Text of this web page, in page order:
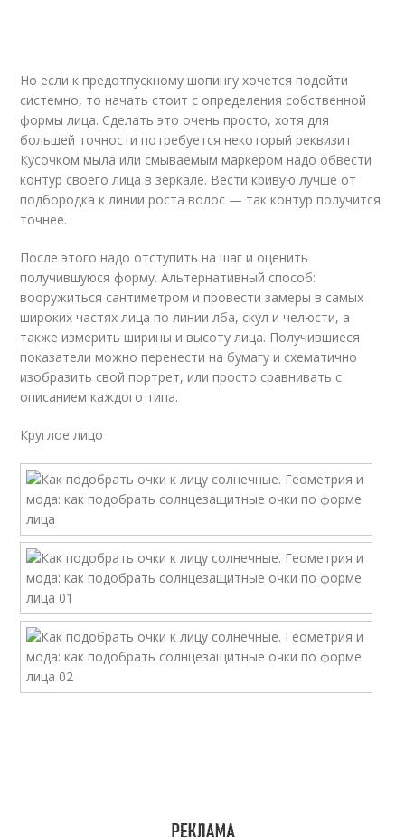
Но если к предотпускному шопингу хочется подойти
системно, то начать стоит с определения собственной
формы лица. Сделать это очень просто, хотя для
большей точности потребуется некоторый реквизит.
Кусочком мыла или смываемым маркером надо обвести
контур своего лица в зеркале. Вести кривую лучше от
подбородка к линии роста волос — так контур получится
точнее.
После этого надо отступить на шаг и оценить
получившуюся форму. Альтернативный способ:
вооружиться сантиметром и провести замеры в самых
широких частях лица по линии лба, скул и челюсти, а
также измерить ширины и высоту лица. Получившиеся
показатели можно перенести на бумагу и схематично
изобразить свой портрет, или просто сравнивать с
описанием каждого типа.
Круглое лицо